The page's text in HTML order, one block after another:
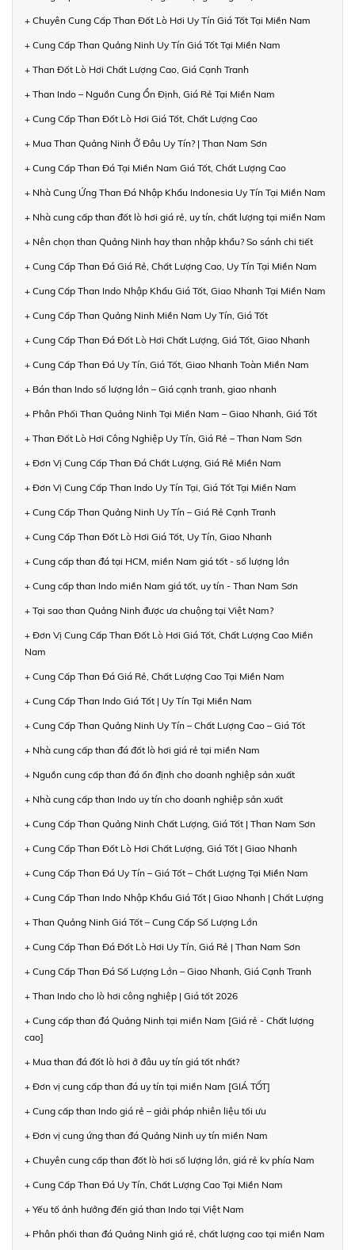
+ Chuyên Cung Cấp Than Đốt Lò Hơi Uy Tín Giá Tốt Tại Miền Nam
+ Cung Cấp Than Quảng Ninh Uy Tín Giá Tốt Tại Miền Nam
+ Than Đốt Lò Hơi Chất Lượng Cao, Giá Cạnh Tranh
+ Than Indo – Nguồn Cung Ổn Định, Giá Rẻ Tại Miền Nam
+ Cung Cấp Than Đốt Lò Hơi Giá Tốt, Chất Lượng Cao
+ Mua Than Quảng Ninh Ở Đâu Uy Tín? | Than Nam Sơn
+ Cung Cấp Than Đá Tại Miền Nam Giá Tốt, Chất Lượng Cao
+ Nhà Cung Ứng Than Đá Nhập Khẩu Indonesia Uy Tín Tại Miền Nam
+ Nhà cung cấp than đốt lò hơi giá rẻ, uy tín, chất lượng tại miền Nam
+ Nên chọn than Quảng Ninh hay than nhập khẩu? So sánh chi tiết
+ Cung Cấp Than Đá Giá Rẻ, Chất Lượng Cao, Uy Tín Tại Miền Nam
+ Cung Cấp Than Indo Nhập Khẩu Giá Tốt, Giao Nhanh Tại Miền Nam
+ Cung Cấp Than Quảng Ninh Miền Nam Uy Tín, Giá Tốt
+ Cung Cấp Than Đá Đốt Lò Hơi Chất Lượng, Giá Tốt, Giao Nhanh
+ Cung Cấp Than Đá Uy Tín, Giá Tốt, Giao Nhanh Toàn Miền Nam
+ Bán than Indo số lượng lớn – Giá cạnh tranh, giao nhanh
+ Phân Phối Than Quảng Ninh Tại Miền Nam – Giao Nhanh, Giá Tốt
+ Than Đốt Lò Hơi Công Nghiệp Uy Tín, Giá Rẻ – Than Nam Sơn
+ Đơn Vị Cung Cấp Than Đá Chất Lượng, Giá Rẻ Miền Nam
+ Đơn Vị Cung Cấp Than Indo Uy Tín Tại, Giá Tốt Tại Miền Nam
+ Cung Cấp Than Quảng Ninh Uy Tín – Giá Rẻ Cạnh Tranh
+ Cung Cấp Than Đốt Lò Hơi Giá Tốt, Uy Tín, Giao Nhanh
+ Cung cấp than đá tại HCM, miền Nam giá tốt - số lượng lớn
+ Cung cấp than Indo miền Nam giá tốt, uy tín - Than Nam Sơn
+ Tại sao than Quảng Ninh được ưa chuộng tại Việt Nam?
+ Đơn Vị Cung Cấp Than Đốt Lò Hơi Giá Tốt, Chất Lượng Cao Miền
Nam
+ Cung Cấp Than Đá Giá Rẻ, Chất Lượng Cao Tại Miền Nam
+ Cung Cấp Than Indo Giá Tốt | Uy Tín Tại Miền Nam
+ Cung Cấp Than Quảng Ninh Uy Tín – Chất Lượng Cao – Giá Tốt
+ Nhà cung cấp than đá đốt lò hơi giá rẻ tại miền Nam
+ Nguồn cung cấp than đá ổn định cho doanh nghiệp sản xuất
+ Nhà cung cấp than Indo uy tín cho doanh nghiệp sản xuất
+ Cung Cấp Than Quảng Ninh Chất Lượng, Giá Tốt | Than Nam Sơn
+ Cung Cấp Than Đốt Lò Hơi Chất Lượng, Giá Tốt | Giao Nhanh
+ Cung Cấp Than Đá Uy Tín – Giá Tốt – Chất Lượng Tại Miền Nam
+ Cung Cấp Than Indo Nhập Khẩu Giá Tốt | Giao Nhanh | Chất Lượng
+ Than Quảng Ninh Giá Tốt – Cung Cấp Số Lượng Lớn
+ Cung Cấp Than Đá Đốt Lò Hơi Uy Tín, Giá Rẻ | Than Nam Sơn
+ Cung Cấp Than Đá Số Lượng Lớn – Giao Nhanh, Giá Cạnh Tranh
+ Than Indo cho lò hơi công nghiệp | Giá tốt 2026
+ Cung cấp than đá Quảng Ninh tại miền Nam [Giá rẻ - Chất lượng
cao]
+ Mua than đá đốt lò hơi ở đâu uy tín giá tốt nhất?
+ Đơn vị cung cấp than đá uy tín tại miền Nam [GIÁ TỐT]
+ Cung cấp than Indo giá rẻ – giải pháp nhiên liệu tối ưu
+ Đơn vị cung ứng than đá Quảng Ninh uy tín miền Nam
+ Chuyên cung cấp than đốt lò hơi số lượng lớn, giá rẻ kv phía Nam
+ Cung Cấp Than Đá Uy Tín, Chất Lượng Cao Tại Miền Nam
+ Yếu tố ảnh hưởng đến giá than Indo tại Việt Nam
+ Phân phối than đá Quảng Ninh giá rẻ, chất lượng cao tại miền Nam